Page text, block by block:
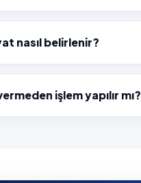
nasıl belirlenir?
işlem yapılır mı?